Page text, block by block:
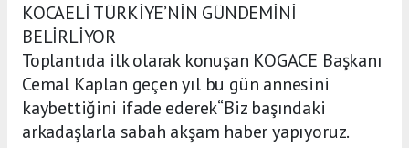
KOCAELİ TÜRKİYE’NİN GÜNDEMİNİ
BELİRLİYOR
Toplantıda ilk olarak konuşan KOGACE Başkanı
Cemal Kaplan geçen yıl bu gün annesini
kaybettiğini ifade ederek“Biz başındaki
arkadaşlarla sabah akşam haber yapıyoruz.